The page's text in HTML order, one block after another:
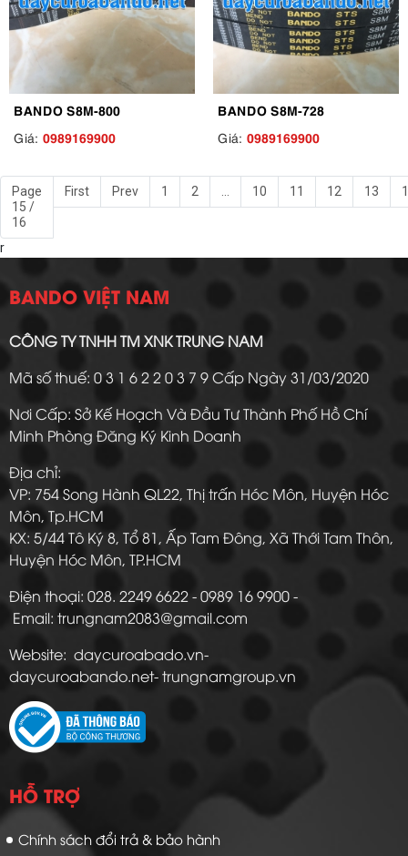
BANDO S8M-800
Giá: 0989169900
BANDO S8M-728
Giá: 0989169900
Page
15 /
16
First Prev 1 2 ... 10 11 12 13
r
BANDO VIỆT NAM
CÔNG TY TNHH TM XNK TRUNG NAM
Mã số thuế: 0 3 1 6 2 2 0 3 7 9 Cấp Ngày 31/03/2020
Nơi Cấp: Sở Kế Hoạch Và Đầu Tư Thành Phố Hồ Chí
Minh Phòng Đăng Ký Kinh Doanh
Địa chỉ:
VP: 754 Song Hành QL22, Thị trấn Hóc Môn, Huyện Hóc
Môn, Tp.HCM
KX: 5/44 Tô Ký 8, Tổ 81, Ấp Tam Đông, Xã Thới Tam Thôn,
Huyện Hóc Môn, TP.HCM
Điện thoại: 028. 2249 6622 - 0989 16 9900 -
Email: trungnam2083@gmail.com
Website: daycuroabado.vn-
daycuroabando.net- trungnamgroup.vn
HỖ TRỢ
Chính sách đổi trả & bảo hành